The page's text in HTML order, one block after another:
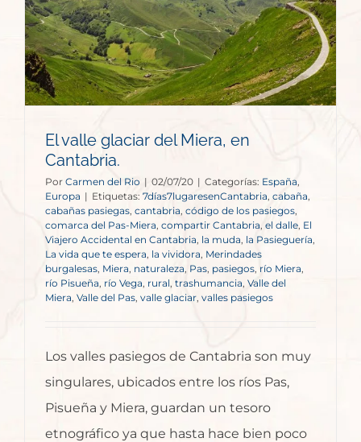
El valle glaciar del Miera, en
Cantabria.
Por Carmen del Rio | 02/07/20 | Categorías: España,
Europa | Etiquetas: 7días7lugaresenCantabria, cabaña,
cabañas pasiegas cantabria, código de los pasiegos,
comarca del Pas-Miera compartir Cantabria, el dalle El
Viajero Accidental en Cantabria la muda, la Pasieguería,
La vida que te espera la vividora Merindades
burgalesas, Miera naturaleza, Pas pasiegos río Miera
río Pisueña, río Vega rural, trashumancia Valle del
Miera, Valle del Pas valle glaciar valles pasiegos
Los valles pasiegos de Cantabria son muy
singulares, ubicados entre los ríos Pas,
Pisueña y Miera, guardan un tesoro
etnográfico ya que hasta hace bien poco